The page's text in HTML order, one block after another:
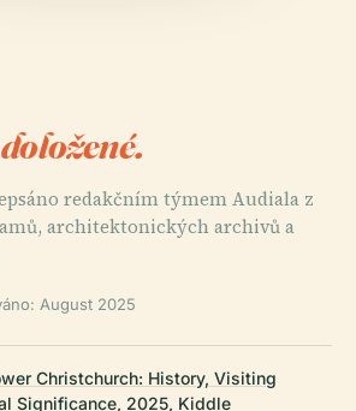
redakčním týmem Audiala z
architektonických archivů a
August 2025
Christchurch: History, Visiting
Significance, 2025, Kiddle